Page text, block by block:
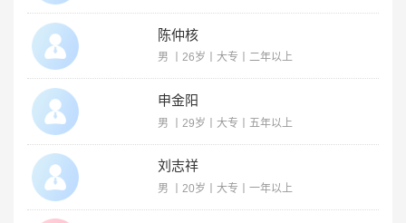
陈仲核
男 丨26岁丨大专丨二年以上
申金阳
男 丨29岁丨大专丨五年以上
刘志祥
男 丨20岁丨大专丨一年以上